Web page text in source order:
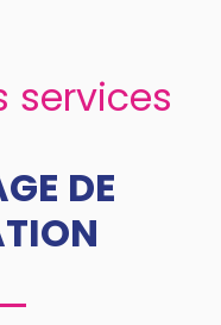
services
DE